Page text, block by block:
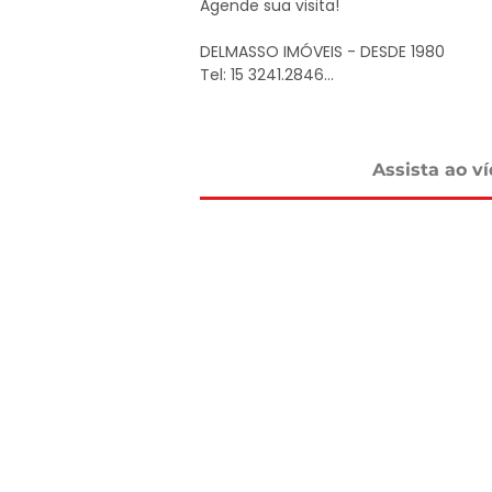
Agende sua visita!
DELMASSO IMÓVEIS - DESDE 1980
Tel: 15 3241.2846
Assista ao